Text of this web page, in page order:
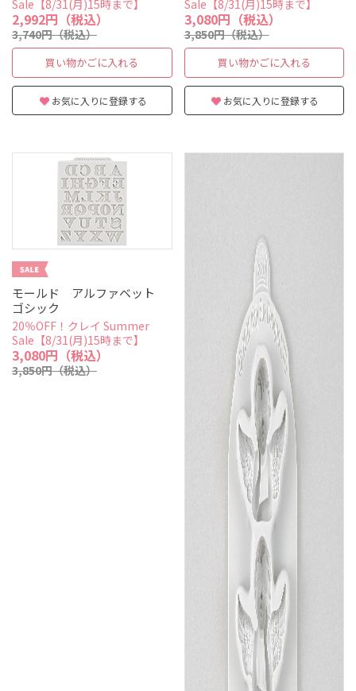
Sale【8/31(月)15時まで】
2,992円（税込）
3,740円（税込）
買い物かごに入れる
お気に入りに登録する
Sale【8/31(月)15時まで】
3,080円（税込）
3,850円（税込）
買い物かごに入れる
お気に入りに登録する
モールド アルファベット
ゴシック
20％OFF！クレイ Summer
Sale【8/31(月)15時まで】
3,080円（税込）
3,850円（税込）